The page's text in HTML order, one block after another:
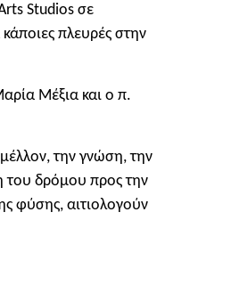
Studios σε
πλευρές στην
Μέξια και ο π.
την γνώση, την
του δρόμου προς την
φύσης, αιτιολογούν